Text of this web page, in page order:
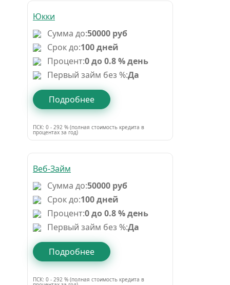
Юкки
Сумма до:50000 руб
Срок до:100 дней
Процент:0 до 0.8 % день
Первый займ без %:Да
Подробнее
ПСК: 0 - 292 % (полная стоимость кредита в
процентах за год)
Веб-Займ
Сумма до:50000 руб
Срок до:100 дней
Процент:0 до 0.8 % день
Первый займ без %:Да
Подробнее
ПСК: 0 - 292 % (полная стоимость кредита в